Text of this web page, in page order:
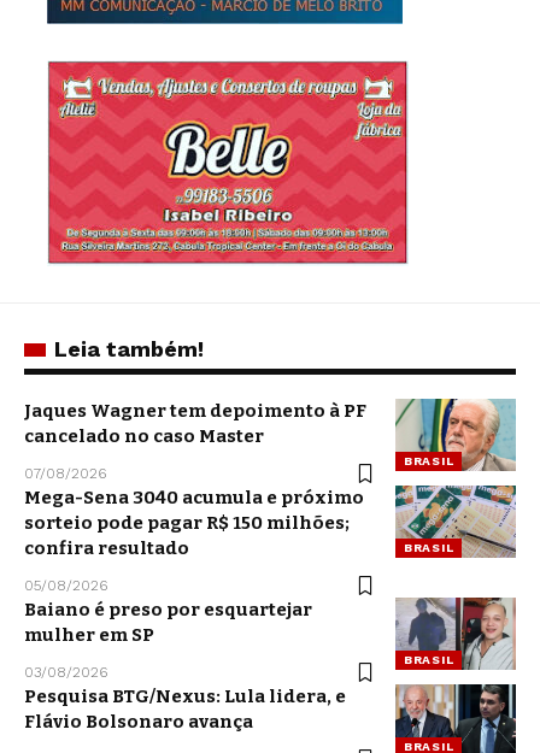
Leia também!
BRASIL
Jaques Wagner tem depoimento à PF
cancelado no caso Master
07/08/2026
BRASIL
Mega-Sena 3040 acumula e próximo
sorteio pode pagar R$ 150 milhões;
confira resultado
05/08/2026
BRASIL
Baiano é preso por esquartejar
mulher em SP
03/08/2026
BRASIL
Pesquisa BTG/Nexus: Lula lidera, e
Flávio Bolsonaro avança